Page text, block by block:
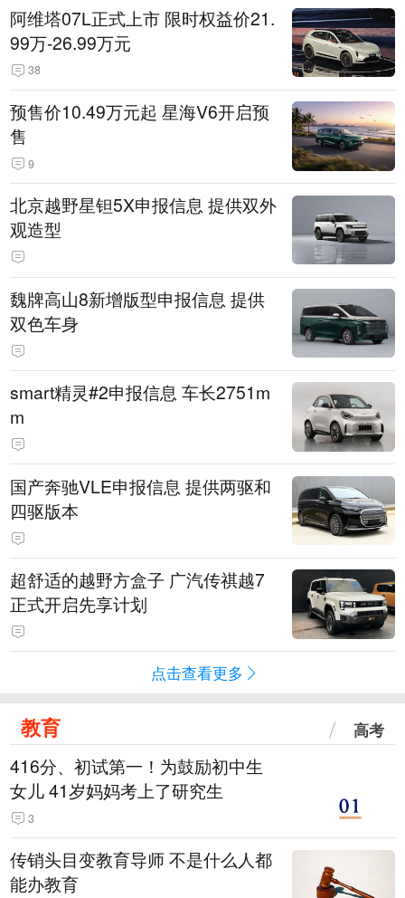
阿维塔07L正式上市 限时权益价21.
99万-26.99万元
38
预售价10.49万元起 星海V6开启预
售
9
北京越野星钽5X申报信息 提供双外
观造型
魏牌高山8新增版型申报信息 提供
双色车身
smart精灵#2申报信息 车长2751m
m
国产奔驰VLE申报信息 提供两驱和
四驱版本
超舒适的越野方盒子 广汽传祺越7
正式开启先享计划
点击查看更多
教育 高考
416分、初试第一！为鼓励初中生
女儿 41岁妈妈考上了研究生
3
传销头目变教育导师 不是什么人都
能办教育